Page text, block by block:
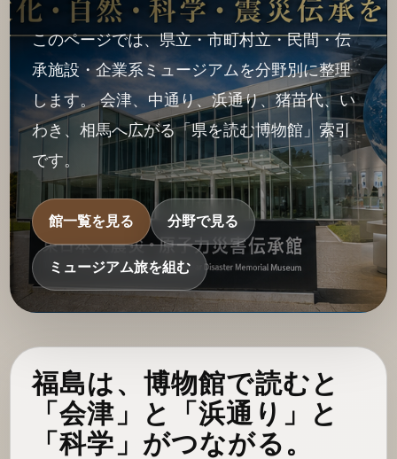
このページでは、県立・市町村立・民間・伝
承施設・企業系ミュージアムを分野別に整理
します。 会津、中通り、浜通り、猪苗代、い
わき、相馬へ広がる「県を読む博物館」索引
です。
館一覧を見る 分野で見る
ミュージアム旅を組む
福島は、博物館で読むと
「会津」と「浜通り」と
「科学」がつながる。